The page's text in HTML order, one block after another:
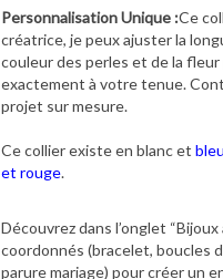
Personnalisation Unique :Ce
créatrice, je peux ajuster la
couleur des perles et de la
exactement à votre tenue.
projet sur mesure.
Ce collier existe en blanc et
et rouge.
Découvrez dans l’onglet
coordonnés (bracelet, boucles
parure mariage) pour créer un